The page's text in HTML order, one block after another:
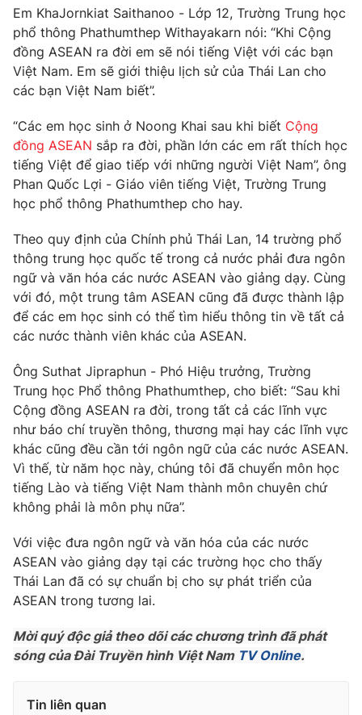
Hậu trường
Nhân vật
Khán giả
Giải sao mai
Giải trí
Điện ảnh
Âm nhạc
Đời sống
Du lịch
Làm đẹp
Chất lượng cuộc sống
Giáo dục
Tuyển sinh
Học trực tuyến
Công nghệ
Hitech Công nghệ tương lai
Sản phẩm
Thị trường
Tư vấn
Giao lưu trực tuyến
Lịch phát sóng
Chuyên mục khác
Emagazine Podcast
Photo Infographic
Video Shorts video
VTV Money VTV Thể thao
VTV Sức khoẻ
Thị trường 24h Tấm lòng Việt
VTV9 VTV8
Liên hệ tòa soạn
Em KhaJornkiat Saithanoo - Lớp 12, Trường Trung học
phổ thông Phathumthep Withayakarn nói: “Khi Cộng
đồng ASEAN ra đời em sẽ nói tiếng Việt với các bạn
Việt Nam. Em sẽ giới thiệu lịch sử của Thái Lan cho
các bạn Việt Nam biết”.
“Các em học sinh ở Noong Khai sau khi biết Cộng
đồng ASEAN sắp ra đời, phần lớn các em rất thích học
tiếng Việt để giao tiếp với những người Việt Nam”, ông
Phan Quốc Lợi - Giáo viên tiếng Việt, Trường Trung
học phổ thông Phathumthep cho hay.
Theo quy định của Chính phủ Thái Lan, 14 trường phổ
thông trung học quốc tế trong cả nước phải đưa ngôn
ngữ và văn hóa các nước ASEAN vào giảng dạy. Cùng
với đó, một trung tâm ASEAN cũng đã được thành lập
để các em học sinh có thể tìm hiểu thông tin về tất cả
các nước thành viên khác của ASEAN.
Ông Suthat Jipraphun - Phó Hiệu trưởng, Trường
Trung học Phổ thông Phathumthep, cho biết: “Sau khi
Cộng đồng ASEAN ra đời, trong tất cả các lĩnh vực
như báo chí truyền thông, thương mại hay các lĩnh vực
khác cũng đều cần tới ngôn ngữ của các nước ASEAN.
Vì thế, từ năm học này, chúng tôi đã chuyển môn học
tiếng Lào và tiếng Việt Nam thành môn chuyên chứ
không phải là môn phụ nữa”.
Với việc đưa ngôn ngữ và văn hóa của các nước
ASEAN vào giảng dạy tại các trường học cho thấy
Thái Lan đã có sự chuẩn bị cho sự phát triển của
ASEAN trong tương lai.
Mời quý độc giả theo dõi các chương trình đã phát
sóng của Đài Truyền hình Việt Nam TV Online.
Tin liên quan